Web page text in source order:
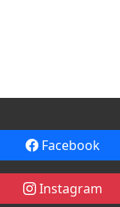
Facebook
Instagram